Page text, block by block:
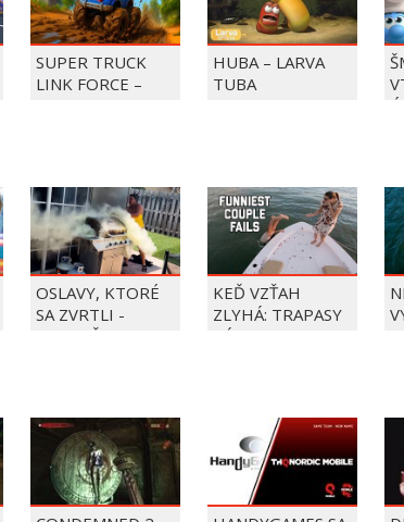
SUPER TRUCK
LINK FORCE –
HUBA – LARVA
TUBA
OSLAVY, KTORÉ
SA ZVRTLI -
NAJLEPŠIE
KEĎ VZŤAH
ZLYHÁ: TRAPASY
PÁROV